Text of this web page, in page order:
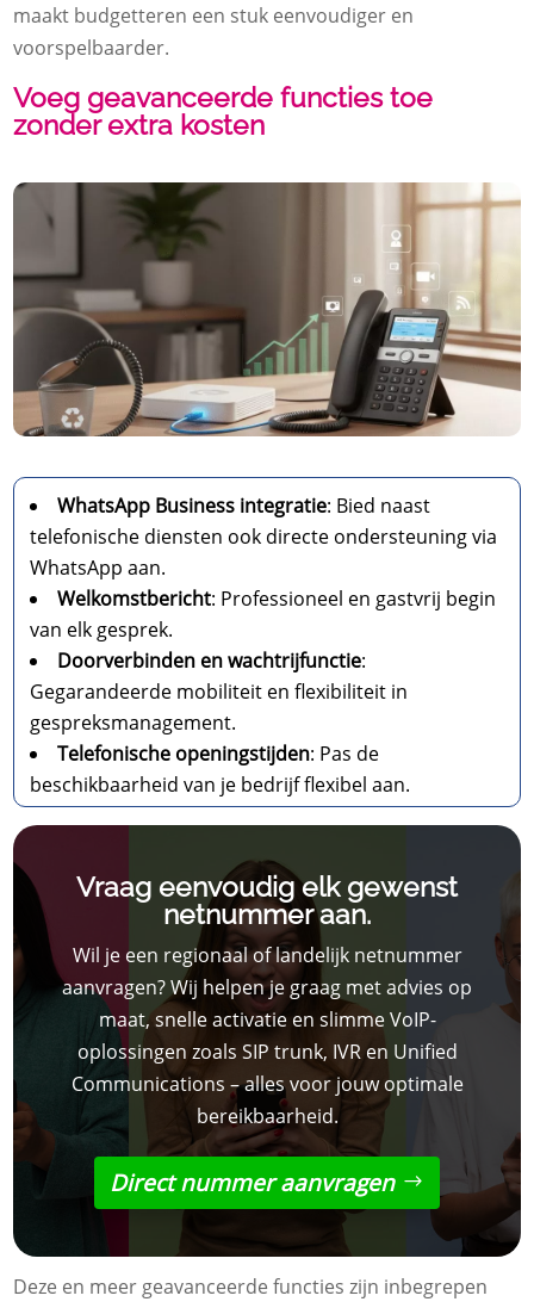
maakt budgetteren een stuk eenvoudiger en
voorspelbaarder.
Voeg geavanceerde functies toe
zonder extra kosten
WhatsApp Business integratie: Bied naast
telefonische diensten ook directe ondersteuning via
WhatsApp aan.
Welkomstbericht: Professioneel en gastvrij begin
van elk gesprek.
Doorverbinden en wachtrijfunctie:
Gegarandeerde mobiliteit en flexibiliteit in
gespreksmanagement.
Telefonische openingstijden: Pas de
beschikbaarheid van je bedrijf flexibel aan.
Vraag eenvoudig elk gewenst
netnummer aan.
Wil je een regionaal of landelijk netnummer
aanvragen? Wij helpen je graag met advies op
maat, snelle activatie en slimme VoIP-
oplossingen zoals SIP trunk, IVR en Unified
Communications – alles voor jouw optimale
bereikbaarheid.
Direct nummer aanvragen
Deze en meer geavanceerde functies zijn inbegrepen